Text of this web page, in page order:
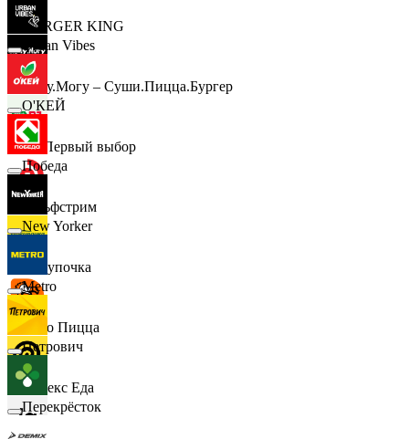
BURGER KING
Хочу.Могу – Суши.Пицца.Бургер
B1 Первый выбор
Гольфстрим
Покупочка
Додо Пицца
Яндекс Еда
Urban Vibes
О'КЕЙ
Победа
New Yorker
Metro
Петрович
Перекрёсток